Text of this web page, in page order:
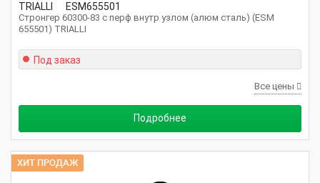
TRIALLI ESM655501
Стронгер 60300-83 с перф внутр узлом (алюм сталь) (ESM
655501) TRIALLI
Под заказ
Все цены
Подробнее
ХИТ ПРОДАЖ